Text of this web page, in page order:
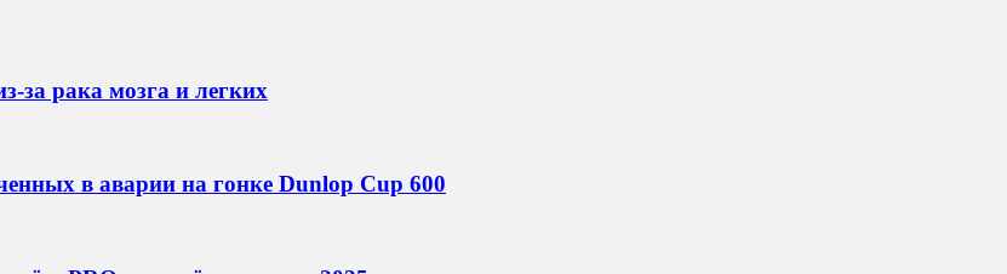
рака мозга и легких
в аварии на гонке Dunlop Cup 600